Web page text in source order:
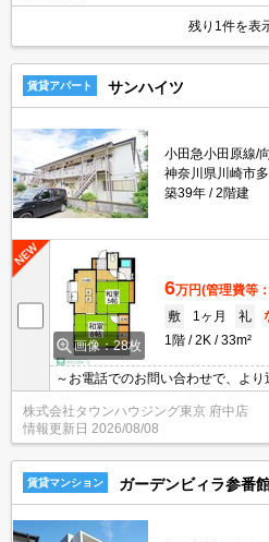
残り1件を表
賃貸アパート サンハイツ
小田急小田原線/
神奈川県川崎市
築39年
2階建
画像：28枚
6万円(管理費等
敷
1ヶ月 礼
1階
2K 33m²
～お電話でのお問い合わせで、より
株式会社タウンハウジング東京 府中店
情報更新日 2026/08/08
賃貸マンション ガーデンビィラ参番